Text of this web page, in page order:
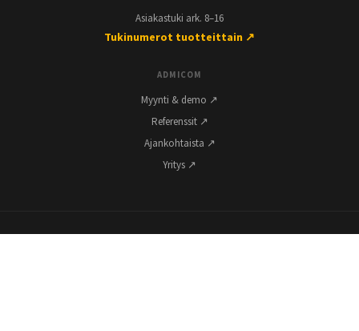
Asiakastuki ark. 8–16
Tukinumerot tuotteittain ↗
ADMICOM
Myynti & demo ↗
Referenssit ↗
Ajankohtaista ↗
Yritys ↗